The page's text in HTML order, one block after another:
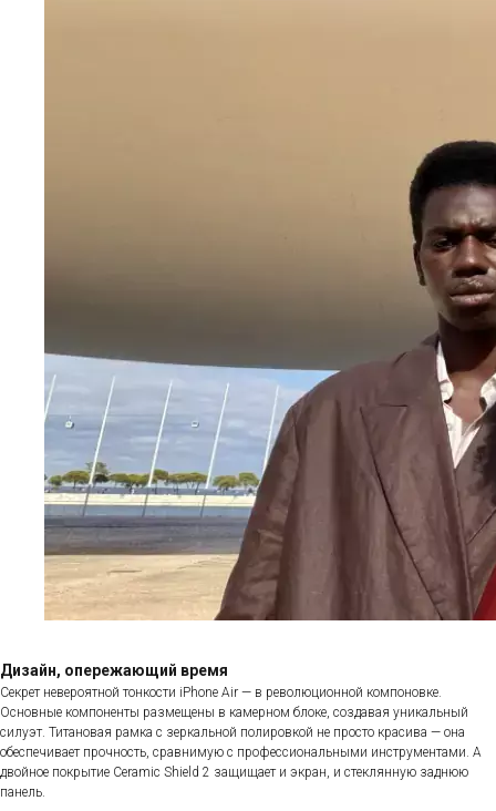
Дизайн, опережающий время
Секрет невероятной тонкости iPhone Air — в революционной компоновке.
Основные компоненты размещены в камерном блоке, создавая уникальный
силуэт. Титановая рамка с зеркальной полировкой не просто красива — она
обеспечивает прочность, сравнимую с профессиональными инструментами. А
двойное покрытие Ceramic Shield 2 защищает и экран, и стеклянную заднюю
панель.